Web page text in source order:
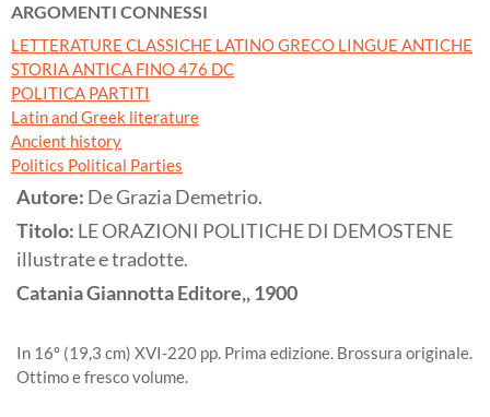
ARGOMENTI CONNESSI
LETTERATURE CLASSICHE LATINO GRECO LINGUE ANTICHE
STORIA ANTICA FINO 476 DC
POLITICA PARTITI
Latin and Greek literature
Ancient history
Politics Political Parties
Autore: De Grazia Demetrio.
Titolo: LE ORAZIONI POLITICHE DI DEMOSTENE
illustrate e tradotte.
CataniaGiannotta Editore,,1900
In 16º (19,3 cm) XVI-220 pp. Prima edizione. Brossura originale.
Ottimo e fresco volume.